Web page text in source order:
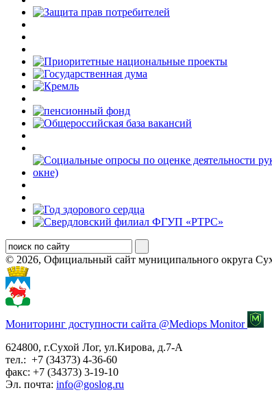
© 2026, Официальный сайт муниципального округа
Мониторинг доступности сайта @Mediops Monitor
624800, г.Сухой Лог, ул.Кирова, д.7-А
тел.: +7 (34373) 4-36-60
факс: +7 (34373) 3-19-10
Эл. почта: info@goslog.ru